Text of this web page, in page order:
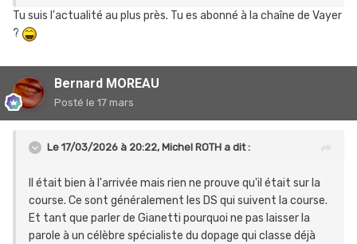
Tu suis l'actualité au plus près. Tu es abonné à la chaîne de Vayer
?
Bernard MOREAU
Posté le 17 mars
Le 17/03/2026 à 20:22, Michel ROTH a dit :
Il était bien à l'arrivée mais rien ne prouve qu'il était sur la
course. Ce sont généralement les DS qui suivent la course.
Et tant que parler de Gianetti pourquoi ne pas laisser la
parole à un célèbre spécialiste du dopage qui classe déjà